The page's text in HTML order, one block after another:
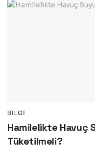
BILGI
Hamilelikte Havuç
Tüketilmeli?